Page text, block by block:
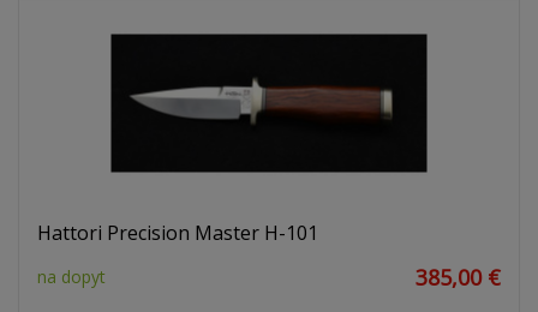
Hattori Precision Master H-101
na dopyt 385,00 €